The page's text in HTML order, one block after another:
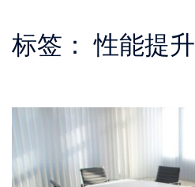
标签：性能提升